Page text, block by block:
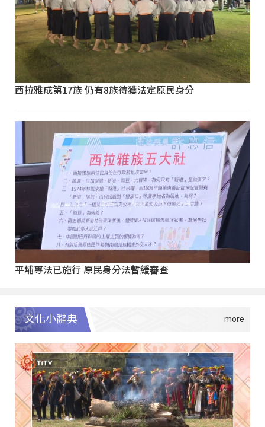
西拉雅成第17族 仍有8族待獲法定原民身分
平埔專法已施行 原民身分法暫緩審查
文化小辭典